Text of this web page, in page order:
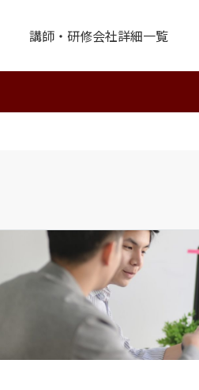
講師・研修会社詳細一覧